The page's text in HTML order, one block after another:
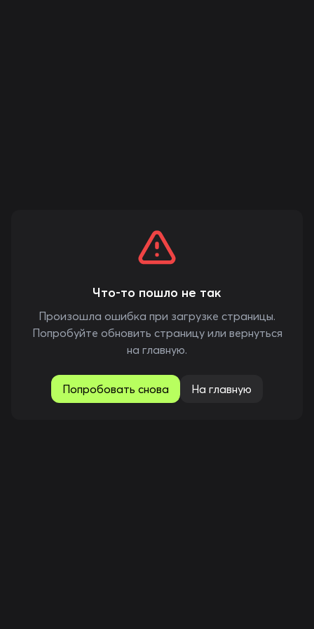
Что-то пошло не так
Произошла ошибка при загрузке страницы.
Попробуйте обновить страницу или вернуться
на главную.
Попробовать снова На главную